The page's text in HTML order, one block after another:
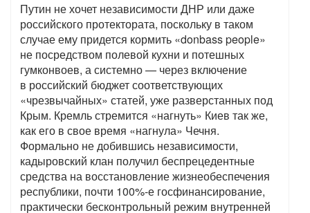
Путин не хочет независимости ДНР или даже
российского протектората, поскольку в таком
случае ему придется кормить «donbass people»
не посредством полевой кухни и потешных
гумконвоев, а системно — через включение
в российский бюджет соответствующих
«чрезвычайных» статей, уже разверстанных под
Крым. Кремль стремится «нагнуть» Киев так же,
как его в свое время «нагнула» Чечня.
Формально не добившись независимости,
кадыровский клан получил беспрецедентные
средства на восстановление жизнеобеспечения
республики, почти 100%-е госфинансирование,
практически бесконтрольный режим внутренней